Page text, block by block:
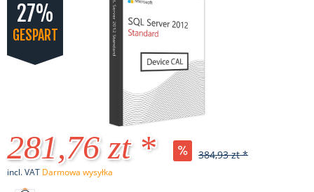
27%
GESPART
281,76 zt * 384,93 zt *
incl. VAT Darmowa wysyłka